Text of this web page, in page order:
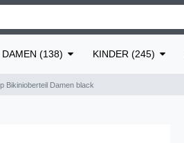
DAMEN (138) KINDER (245)
Bikinioberteil Damen black